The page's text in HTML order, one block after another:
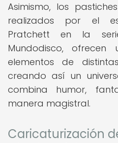
Asimismo, los
realizados por el
Pratchett en la
Mundodisco,
elementos de
creando así un
combina humor,
manera magistral.
Caricaturización